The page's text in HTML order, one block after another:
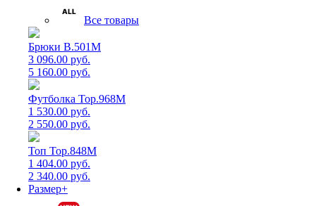
Все товары
Брюки B.501M
3 096.00 руб.
5 160.00 руб.
Футболка Top.968M
1 530.00 руб.
2 550.00 руб.
Топ Top.848M
1 404.00 руб.
2 340.00 руб.
Размер+